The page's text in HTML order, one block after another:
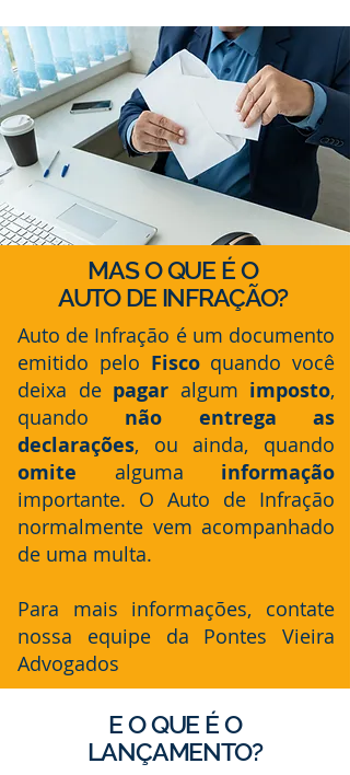
MAS O QUE É O
AUTO DE INFRAÇÃO?
Auto de Infração é um documento
emitido pelo Fiscoquando você
deixa de pagar algum imposto,
quando não entrega as
declarações, ou ainda, quando
omite alguma informação
importante. O Auto de Infração
normalmente vem acompanhado
de uma multa.
Para mais informações, contate
nossa equipe da Pontes Vieira
Advogados
E O QUE É O
LANÇAMENTO?